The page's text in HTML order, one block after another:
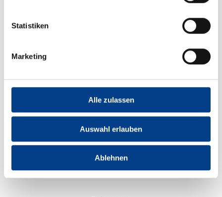
Statistiken
Marketing
Alle zulassen
Auswahl erlauben
Ablehnen
Wichtige Information für Ticketinhaber:
die bereits gekaufte Dauerkarte ist sowohl für
Samstag (21.01.) als auch Sonntag (22.01.) gültig.
Ticketinhaber, die über ein Tagesticket verfügen,
haben an einem der beiden Tage Zutritt, egal ob
Samstag oder Sonntag. Ticketinhaber, die den neuen
Termin am 21./22. Januar nicht wahrnehmen